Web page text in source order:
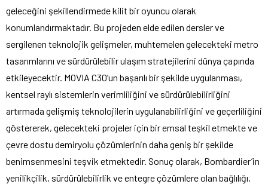
geleceğini şekillendirmede kilit bir oyuncu olarak
konumlandırmaktadır. Bu projeden elde edilen dersler ve
sergilenen teknolojik gelişmeler, muhtemelen gelecekteki metro
tasarımlarını ve sürdürülebilir ulaşım stratejilerini dünya çapında
etkileyecektir. MOVIA C30’un başarılı bir şekilde uygulanması,
kentsel raylı sistemlerin verimliliğini ve sürdürülebilirliğini
artırmada gelişmiş teknolojilerin uygulanabilirliğini ve geçerliliğini
göstererek, gelecekteki projeler için bir emsal teşkil etmekte ve
çevre dostu demiryolu çözümlerinin daha geniş bir şekilde
benimsenmesini teşvik etmektedir. Sonuç olarak, Bombardier’in
yenilikçilik, sürdürülebilirlik ve entegre çözümlere olan bağlılığı,